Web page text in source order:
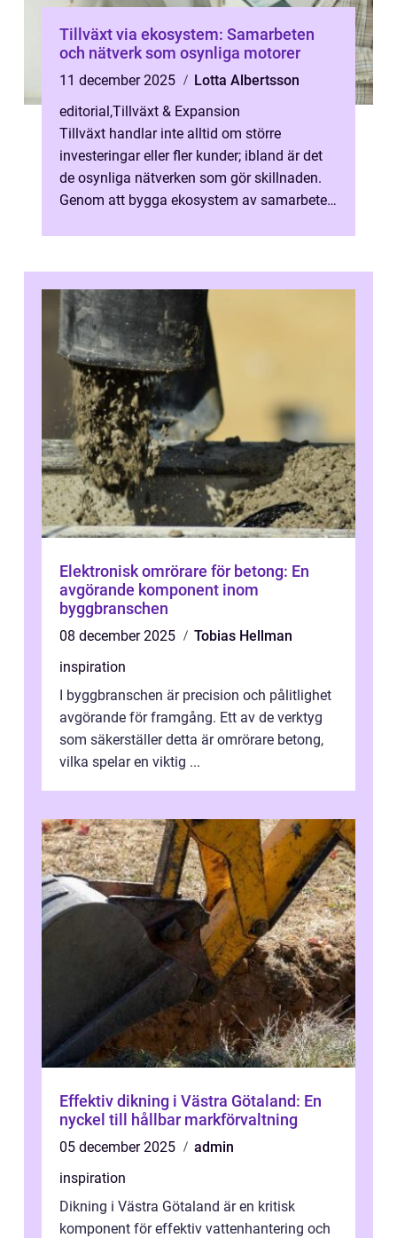
Tillväxt via ekosystem: Samarbeten
och nätverk som osynliga motorer
11 december 2025
Lotta Albertsson
editorial,Tillväxt & Expansion
Tillväxt handlar inte alltid om större
investeringar eller fler kunder; ibland är det
de osynliga nätverken som gör skillnaden.
Genom att bygga ekosystem av samarbeten,
Elektronisk omrörare för betong: En
avgörande komponent inom
byggbranschen
08 december 2025
Tobias Hellman
inspiration
I byggbranschen är precision och pålitlighet
avgörande för framgång. Ett av de verktyg
som säkerställer detta är omrörare betong,
vilka spelar en viktig ...
Effektiv dikning i Västra Götaland: En
nyckel till hållbar markförvaltning
05 december 2025
admin
inspiration
Dikning i Västra Götaland är en kritisk
komponent för effektiv vattenhantering och